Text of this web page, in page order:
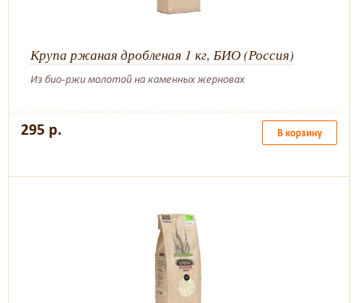
Крупа ржаная дробленая 1 кг, БИО (Россия)
Из био-ржи молотой на каменных жерновах
295 р. В корзину